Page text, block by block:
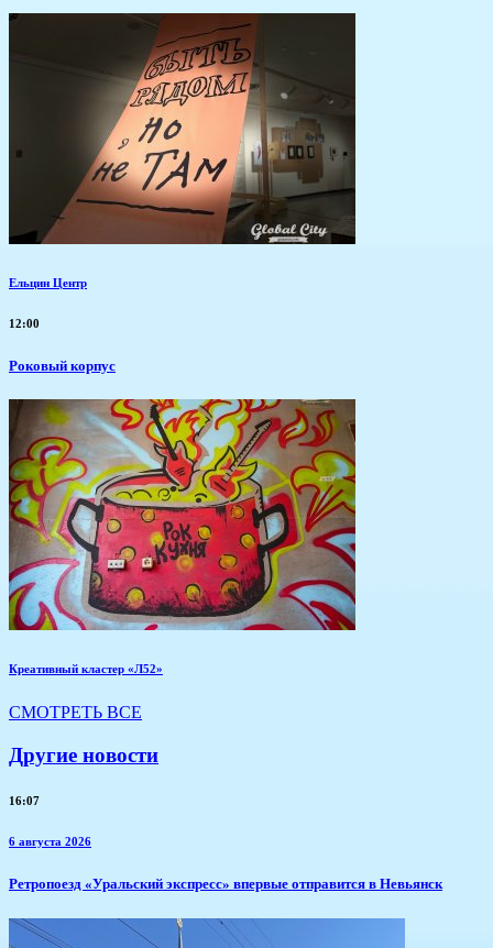
Ельцин Центр
12:00
Роковый корпус
Креативный кластер «Л52»
СМОТРЕТЬ ВСЕ
Другие новости
16:07
6 августа 2026
​Ретропоезд «Уральский экспресс» впервые отправится в Невьянск